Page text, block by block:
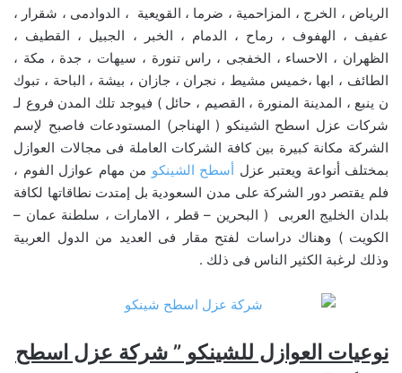
الرياض ، الخرج ، المزاحمية ، ضرما ، القويعية ، الدوادمى ، شقرار ،
عفيف ، الهفوف ، رماح ، الدمام ، الخبر ، الجبيل ، القطيف ،
الظهران ، الاحساء ، الخفجى ، راس تنورة ، سيهات ، جدة ، مكة ،
الطائف ، ابها ،خميس مشيط ، نجران ، جازان ، بيشة ، الباحة ، تبوك
ن ينبع ، المدينة المنورة ، القصيم ، حائل ) فيوجد تلك المدن فروع لـ
شركات عزل اسطح الشينكو ( الهناجر) المستودعات فاصبح لإسم
الشركة مكانة كبيرة بين كافة الشركات العاملة فى مجالات العوازل
بمختلف أنواعة ويعتبر عزل أسطح الشينكو من مهام عوازل الفوم ،
فلم يقتصر دور الشركة على مدن السعودية بل إمتدت نطاقاتها لكافة
بلدان الخليج العربى ( البحرين – قطر ، الامارات ، سلطنة عمان –
الكويت ) وهناك دراسات لفتح مقار فى العديد من الدول العربية
وذلك لرغبة الكثير الناس فى ذلك .
نوعيات العوازل للشينكو ” شركة عزل اسطح